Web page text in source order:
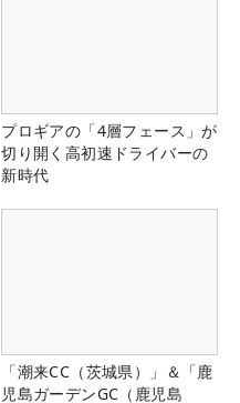
プロギアの「4層フェース」が
切り開く高初速ドライバーの
新時代
「潮来CC（茨城県）」＆「鹿
児島ガーデンGC（鹿児島